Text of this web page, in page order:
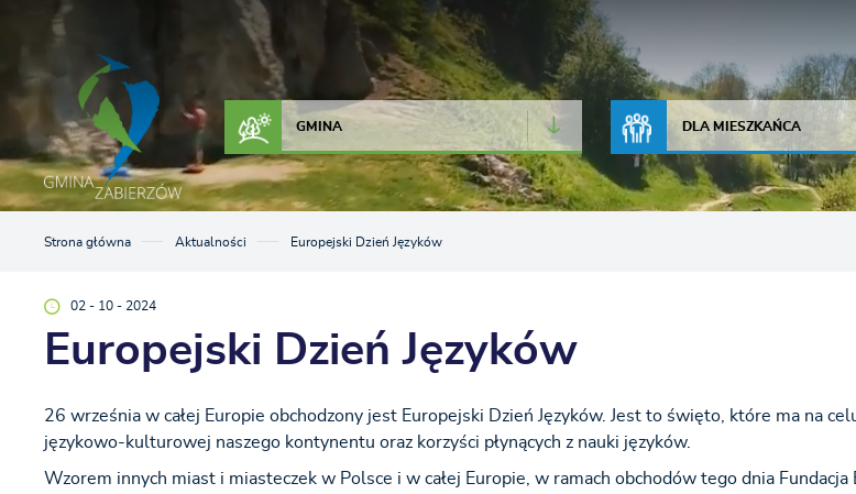
Przejdź do menu.
Przejdź do wyszukiwarki.
Przejdź do treści.
Przejdź do ustawień wielkości czcionki.
Włącz wersję kontrastową strony.
JAKOŚĆ POWIETRZA
GMINA DLA MIESZKAŃCA
Strona główna Aktualności Europejski Dzień Języków
02 - 10 - 2024
Europejski Dzień Języków
26 września w całej Europie obchodzony jest Europejski Dzień Języków. Jest to święto, które ma na
językowo-kulturowej naszego kontynentu oraz korzyści płynących z nauki języków.
Wzorem innych miast i miasteczek w Polsce i w całej Europie, w ramach obchodów tego dnia Fundacja